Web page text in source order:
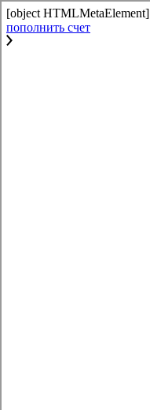
[object HTMLMetaElement]
пополнить счет